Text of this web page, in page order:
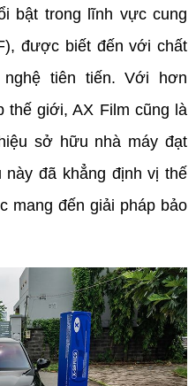
bật trong lĩnh vực cung
được biết đến với chất
tiên tiến. Với hơn
thế giới, AX Film cũng là
sở hữu nhà máy đạt
đã khẳng định vị thế
mang đến giải pháp bảo